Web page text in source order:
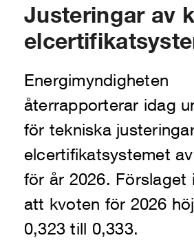
Justeringar av
Energimyndigheten
återrapporterar idag
för tekniska
elcertifikatsystemet
för år 2026. Förslaget
att kvoten för 2026
0,323 till 0,333.